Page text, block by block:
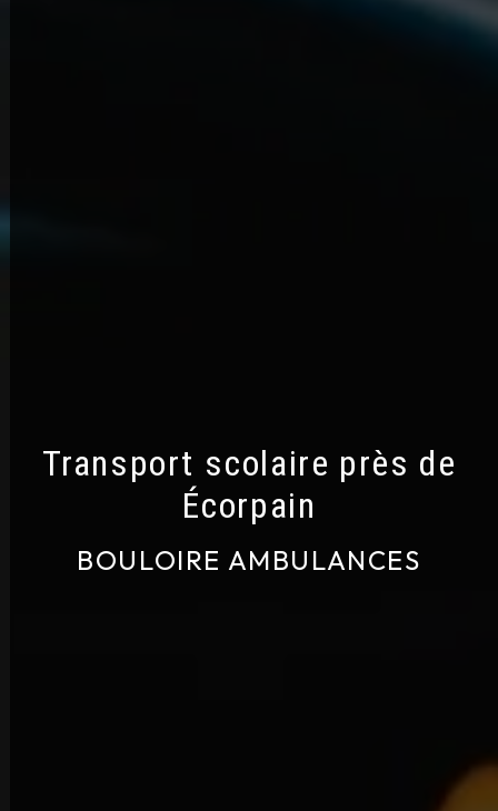
Transport scolaire près de
Écorpain
BOULOIRE AMBULANCES